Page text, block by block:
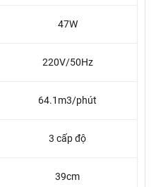
47W
220V/50Hz
64.1m3/phút
3 cấp độ
39cm